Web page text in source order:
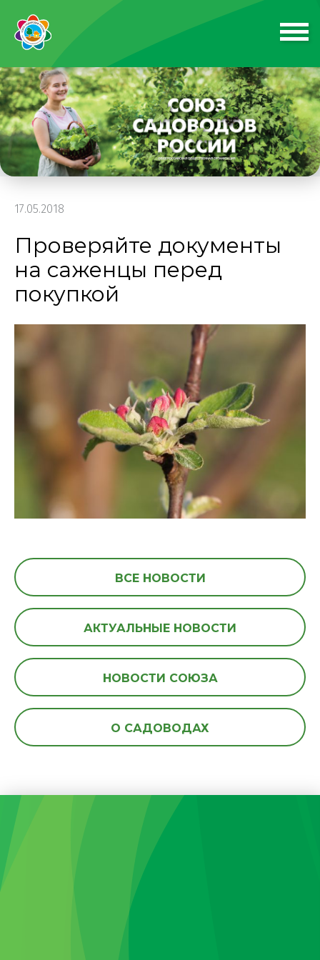
17.05.2018
Проверяйте документы
на саженцы перед
покупкой
ВСЕ НОВОСТИ
АКТУАЛЬНЫЕ НОВОСТИ
НОВОСТИ СОЮЗА
О САДОВОДАХ